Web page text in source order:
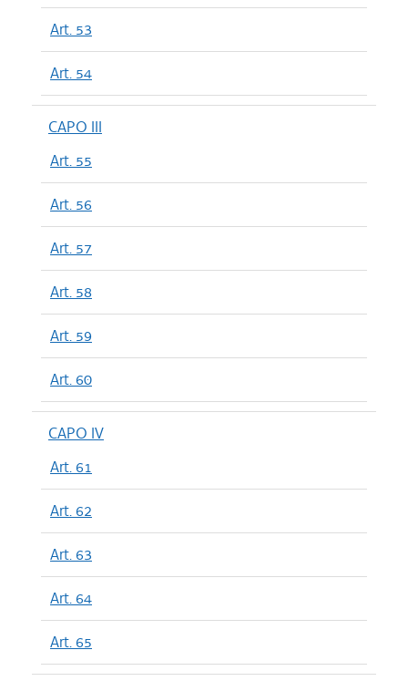
Art. 53
Art. 54
CAPO III
Art. 55
Art. 56
Art. 57
Art. 58
Art. 59
Art. 60
CAPO IV
Art. 61
Art. 62
Art. 63
Art. 64
Art. 65